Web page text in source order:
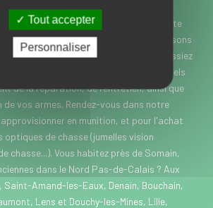
et d’occasion à Somain près de Douai
Meresse est spécialisée dans la vente
loisir et de défense. Nous vous proposons
marques et modèles, pour que vous puissiez
à votre pied. Nos professionnels
de la réparation, de l'entretien, ainsi que
vos armes. Rendez-vous dans notre
en munition, et pour l'achat
optiques de chasse (jumelles vision
chasse...). Vous habitez près de Somain,
dans le Nord Pas-de-Calais ? Aux
Saint-Amand-les-Eaux, Denain, Bouchain,
Lens et Douchy-les-Mines, Lille,
Tout accepter
Personnaliser